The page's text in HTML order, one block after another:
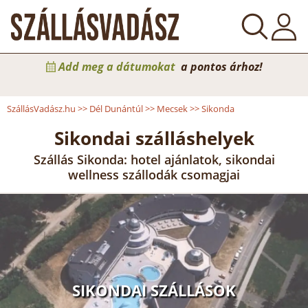
Add meg a dátumokat a pontos árhoz!
SzállásVadász.hu >> Dél Dunántúl>> Mecsek>>Sikonda
Sikondai szálláshelyek
Szállás Sikonda: hotel ajánlatok, sikondai
wellness szállodák csomagjai
SIKONDAI SZÁLLÁSOK